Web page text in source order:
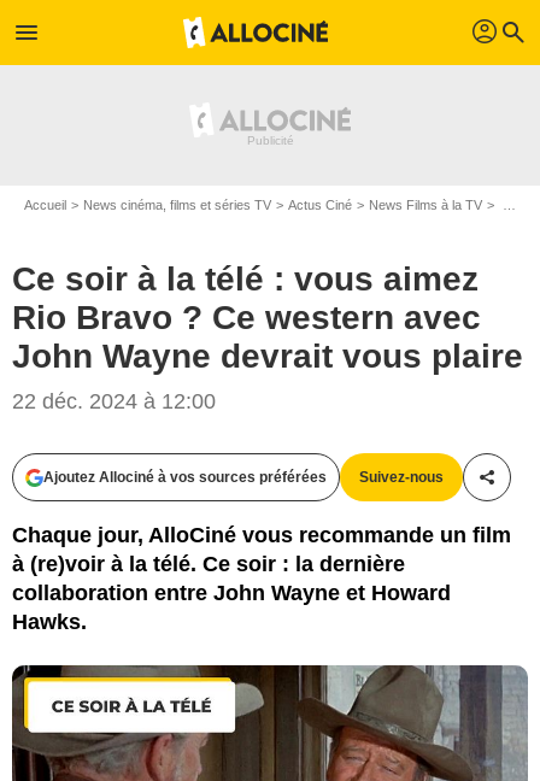
menu profil search
Accueil News cinéma, films et séries TV Actus Ciné News Films à la TV
Ce soir à la télé : vous aimez
Rio Bravo ? Ce western avec
John Wayne devrait vous plaire
22 déc. 2024 à 12:00
Ajoutez Allociné à vos sources préférées Suivez-nous
Chaque jour, AlloCiné vous recommande un film
à (re)voir à la télé. Ce soir : la dernière
collaboration entre John Wayne et Howard
Hawks.